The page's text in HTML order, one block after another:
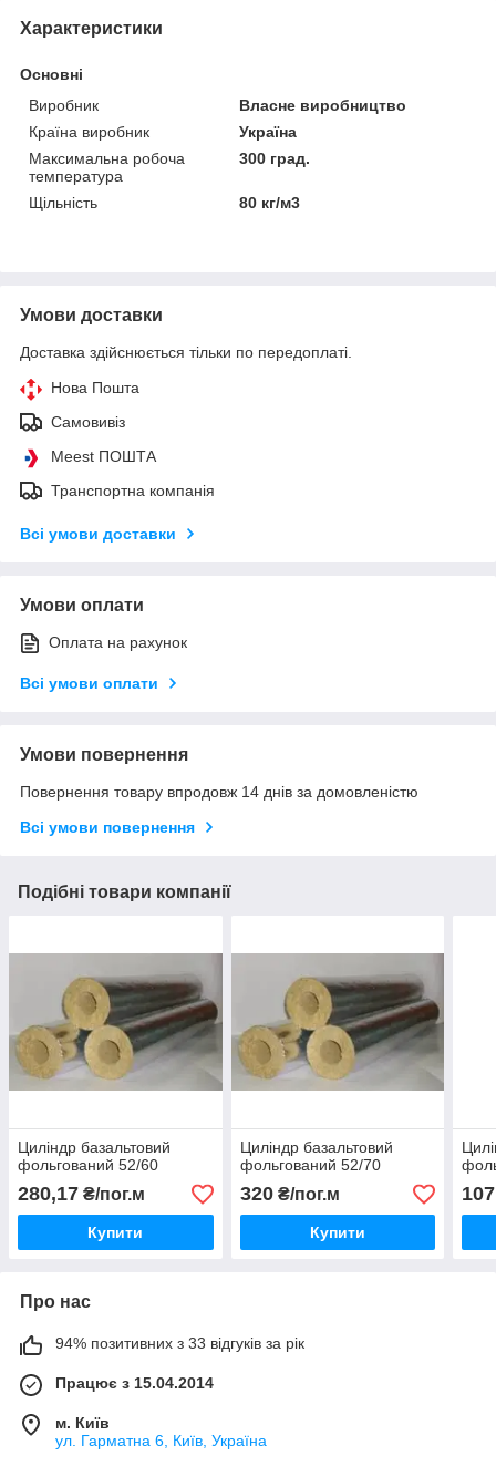
Характеристики
Основні
Виробник
Власне виробництво
Країна виробник
Україна
Максимальна робоча
температура
300 град.
Щільність 80 кг/м3
Умови доставки
Доставка здійснюється тільки по передоплаті.
Нова Пошта
Самовивіз
Meest ПОШТА
Транспортна компанія
Всі умови доставки
Умови оплати
Оплата на рахунок
Всі умови оплати
Умови повернення
Повернення товару впродовж 14 днів за домовленістю
Всі умови повернення
Подібні товари компанії
Циліндр базальтовий
фольгований 52/60
280,17 ₴/пог.м
Купити
Циліндр базальтовий
фольгований 52/70
320₴/пог.м
Купити
Про нас
94% позитивних з 33 відгуків за рік
Працює з 15.04.2014
м. Київ
ул. Гарматна 6, Київ, Україна